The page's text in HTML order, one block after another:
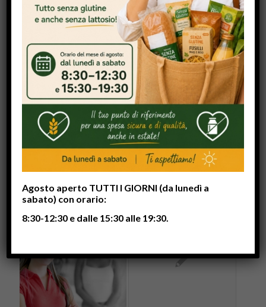
24 AGOSTO 2012 DA BIGFREE
TAGS:FOOD FUN
CONDIVIDI QUESTO ARTICOLO
POTREBBERO INTERESSARTI
Agosto aperto TUTTI I GIORNI (da lunedì a
sabato) con orario:
8:30-12:30 e dalle 15:30 alle 19:30.